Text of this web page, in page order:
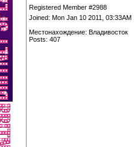
Registered Member #2988
Joined: Mon Jan 10 2011, 03:33AM
Местонахождение: Владивосток
Posts: 407